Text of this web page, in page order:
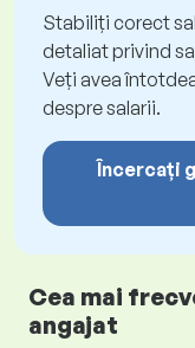
Stabiliți corect
detaliat privind
Veți avea
despre salarii.
Încercați
Cea mai
angajat